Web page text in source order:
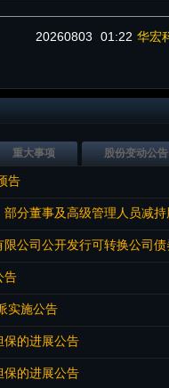
20260803 01:22 华宏
重大事项 股份变动公告
告
分董事及高级管理人员减
公司公开发行可转换公司
告
实施公告
保的进展公告
保的进展公告